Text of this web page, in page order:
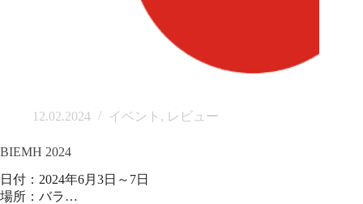
12.02.2024 イベント , レビュー
BIEMH 2024
日付：2024年6月3日～7日
場所：バラ…